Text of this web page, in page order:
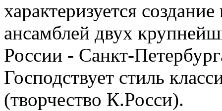
характеризуется
ансамблей двух
России - Санкт-
Господствует стиль
(творчество К.Росси).